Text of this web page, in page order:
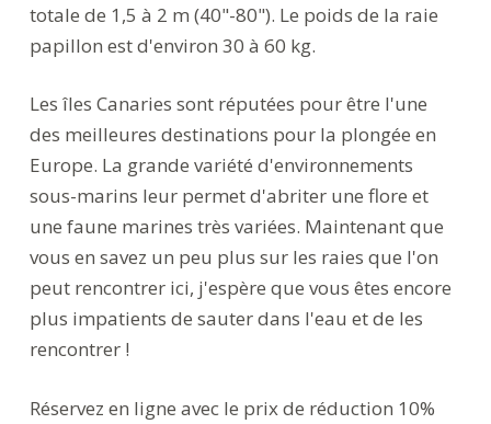
totale de 1,5 à 2 m (40"-80"). Le poids de la raie
papillon est d'environ 30 à 60 kg.
Les îles Canaries sont réputées pour être l'une
des meilleures destinations pour la plongée en
Europe. La grande variété d'environnements
sous-marins leur permet d'abriter une flore et
une faune marines très variées. Maintenant que
vous en savez un peu plus sur les raies que l'on
peut rencontrer ici, j'espère que vous êtes encore
plus impatients de sauter dans l'eau et de les
rencontrer !
Réservez en ligne avec le prix de réduction 10%